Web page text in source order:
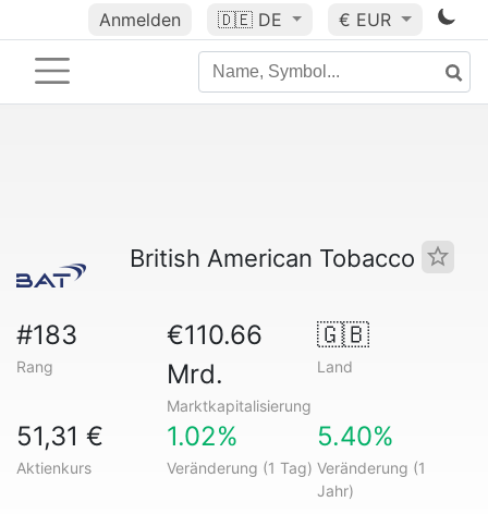
Anmelden 🇩🇪 DE € EUR
British American Tobacco
#183
Rang
€110.66
Mrd.
Marktkapitalisierung
🇬🇧
Land
51,31 €
Aktienkurs
1.02%
Veränderung (1 Tag)
5.40%
Veränderung (1
Jahr)